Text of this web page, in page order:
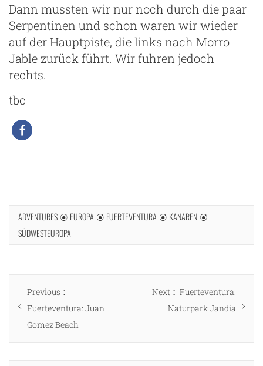
Dann mussten wir nur noch durch die paar
Serpentinen und schon waren wir wieder
auf der Hauptpiste, die links nach Morro
Jable zurück führt. Wir fuhren jedoch
rechts.
tbc
ADVENTURES EUROPA FUERTEVENTURA
KANAREN
SÜDWESTEUROPA
Beitragsnavigation
Previous
post:
Fuerteventura: Juan
Gomez Beach
Next
Next
post:
Fuerteventura:
Naturpark Jandia